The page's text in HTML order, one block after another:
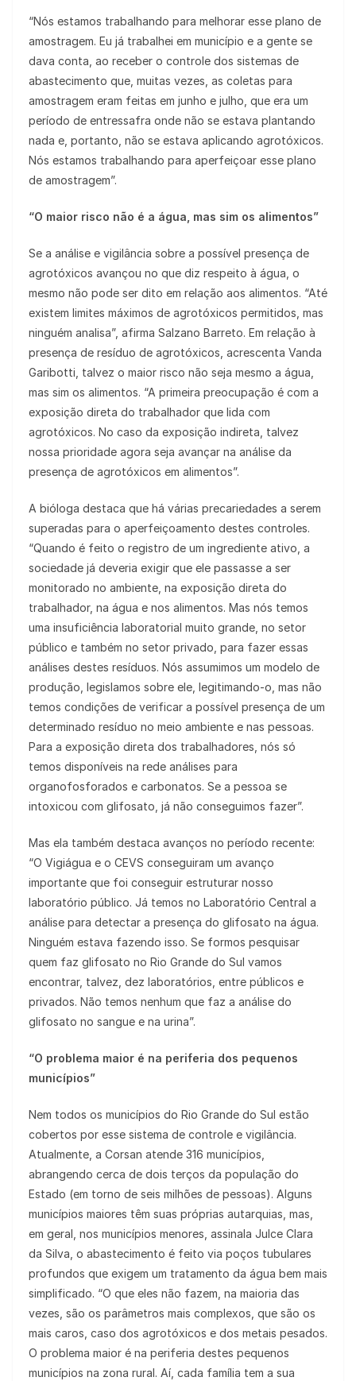
“Nós estamos trabalhando para melhorar esse plano de
amostragem. Eu já trabalhei em município e a gente se
dava conta, ao receber o controle dos sistemas de
abastecimento que, muitas vezes, as coletas para
amostragem eram feitas em junho e julho, que era um
período de entressafra onde não se estava plantando
nada e, portanto, não se estava aplicando agrotóxicos.
Nós estamos trabalhando para aperfeiçoar esse plano
de amostragem”.
“O maior risco não é a água, mas sim os alimentos”
Se a análise e vigilância sobre a possível presença de
agrotóxicos avançou no que diz respeito à água, o
mesmo não pode ser dito em relação aos alimentos. “Até
existem limites máximos de agrotóxicos permitidos, mas
ninguém analisa”, afirma Salzano Barreto. Em relação à
presença de resíduo de agrotóxicos, acrescenta Vanda
Garibotti, talvez o maior risco não seja mesmo a água,
mas sim os alimentos. “A primeira preocupação é com a
exposição direta do trabalhador que lida com
agrotóxicos. No caso da exposição indireta, talvez
nossa prioridade agora seja avançar na análise da
presença de agrotóxicos em alimentos”.
A bióloga destaca que há várias precariedades a serem
superadas para o aperfeiçoamento destes controles.
“Quando é feito o registro de um ingrediente ativo, a
sociedade já deveria exigir que ele passasse a ser
monitorado no ambiente, na exposição direta do
trabalhador, na água e nos alimentos. Mas nós temos
uma insuficiência laboratorial muito grande, no setor
público e também no setor privado, para fazer essas
análises destes resíduos. Nós assumimos um modelo de
produção, legislamos sobre ele, legitimando-o, mas não
temos condições de verificar a possível presença de um
determinado resíduo no meio ambiente e nas pessoas.
Para a exposição direta dos trabalhadores, nós só
temos disponíveis na rede análises para
organofosforados e carbonatos. Se a pessoa se
intoxicou com glifosato, já não conseguimos fazer”.
Mas ela também destaca avanços no período recente:
“O Vigiágua e o CEVS conseguiram um avanço
importante que foi conseguir estruturar nosso
laboratório público. Já temos no Laboratório Central a
análise para detectar a presença do glifosato na água.
Ninguém estava fazendo isso. Se formos pesquisar
quem faz glifosato no Rio Grande do Sul vamos
encontrar, talvez, dez laboratórios, entre públicos e
privados. Não temos nenhum que faz a análise do
glifosato no sangue e na urina”.
“O problema maior é na periferia dos pequenos
municípios”
Nem todos os municípios do Rio Grande do Sul estão
cobertos por esse sistema de controle e vigilância.
Atualmente, a Corsan atende 316 municípios,
abrangendo cerca de dois terços da população do
Estado (em torno de seis milhões de pessoas). Alguns
municípios maiores têm suas próprias autarquias, mas,
em geral, nos municípios menores, assinala Julce Clara
da Silva, o abastecimento é feito via poços tubulares
profundos que exigem um tratamento da água bem mais
simplificado. “O que eles não fazem, na maioria das
vezes, são os parâmetros mais complexos, que são os
mais caros, caso dos agrotóxicos e dos metais pesados.
O problema maior é na periferia destes pequenos
municípios na zona rural. Aí, cada família tem a sua